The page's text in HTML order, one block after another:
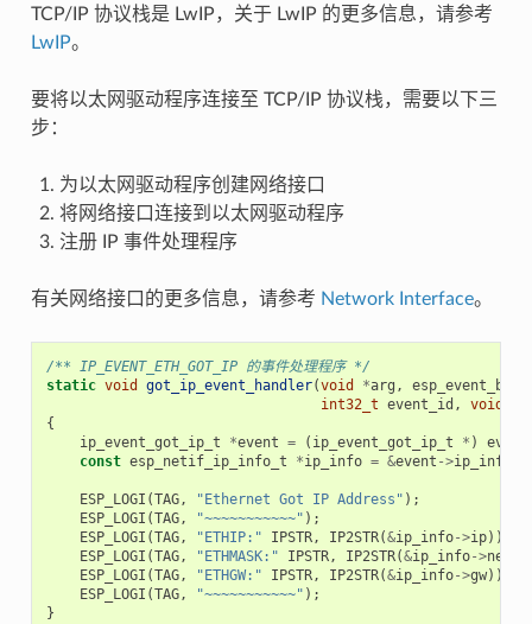
TCP/IP 协议栈是 LwIP，关于 LwIP 的更多信息，请参考
LwIP。
要将以太网驱动程序连接至 TCP/IP 协议栈，需要以下三
步：
为以太网驱动程序创建网络接口
将网络接口连接到以太网驱动程序
注册 IP 事件处理程序
有关网络接口的更多信息，请参考 Network Interface。
/** IP_EVENT_ETH_GOT_IP 的事件处理程序 */
static void got_ip_event_handler(void *arg ,
int32_t event_id , void
{
ip_event_got_ip_t
*event = ( ip_event_got_ip_t * )
const esp_netif_ip_info_t *ip_info = &event ->ip_info
ESP_LOGI (TAG, "Ethernet Got IP Address" );
ESP_LOGI (TAG, "~~~~~~~~~~~" );
ESP_LOGI (TAG, "ETHIP:" IPSTR, IP2STR(&ip_info->ip));
ESP_LOGI (TAG, "ETHMASK:" IPSTR, IP2STR(&ip_info->
ESP_LOGI (TAG, "ETHGW:" IPSTR, IP2STR(&ip_info->gw));
ESP_LOGI (TAG, "~~~~~~~~~~~" );
}